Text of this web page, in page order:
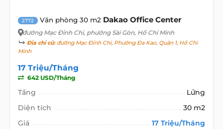
2772 Văn phòng 30 m2 Dakao Office Center
đường Mạc Đỉnh Chi, phường Sài Gòn, Hồ Chí Minh
Địa chỉ cũ:đường Mạc Đỉnh Chi, Phường Đa Kao, Quận 1, Hồ Chí
Minh
17 Triệu/Tháng
642 USD/Tháng
Tầng
Lửng
Diện tích
30 m2
Giá
17 Triệu/Tháng